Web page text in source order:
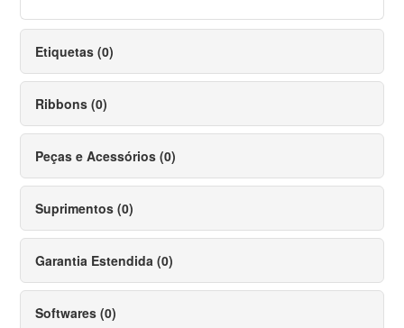
Etiquetas (0)
Ribbons (0)
Peças e Acessórios (0)
Suprimentos (0)
Garantia Estendida (0)
Softwares (0)